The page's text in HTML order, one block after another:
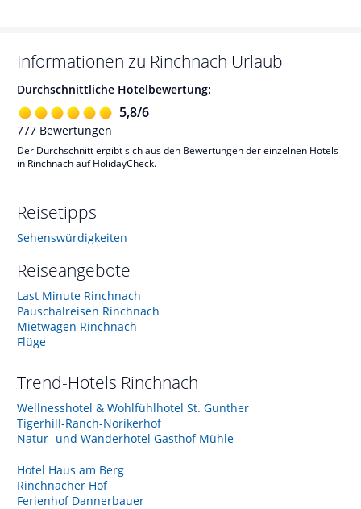
Informationen zu Rinchnach Urlaub
Durchschnittliche Hotelbewertung:
5,8/6
777 Bewertungen
Der Durchschnitt ergibt sich aus den Bewertungen der einzelnen Hotels
in Rinchnach auf HolidayCheck.
Reisetipps
Sehenswürdigkeiten
Reiseangebote
Last Minute Rinchnach
Pauschalreisen Rinchnach
Mietwagen Rinchnach
Flüge
Trend-Hotels Rinchnach
Wellnesshotel & Wohlfühlhotel St. Gunther
Tigerhill-Ranch-Norikerhof
Natur- und Wanderhotel Gasthof Mühle
Hotel Haus am Berg
Rinchnacher Hof
Ferienhof Dannerbauer